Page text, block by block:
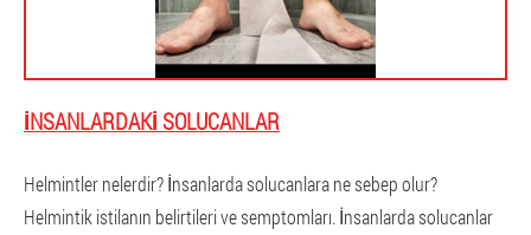
İNSANLARDAKI SOLUCANLAR
Helmintler nelerdir? İnsanlarda solucanlara ne sebep olur?
Helmintik istilanın belirtileri ve semptomları. İnsanlarda solucanlar